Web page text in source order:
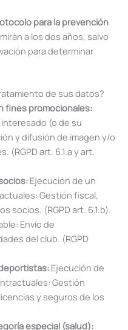
para la prevención
a los dos años, salvo
para determinar
de sus datos?
fines promocionales:
(o de su
y difusión de imagen y/o
(RGPD art. 6.1.a y art.
Ejecución de un
Gestión fiscal,
socios. (RGPD art. 6.1.b).
Envío de
del club. (RGPD
Ejecución de
Gestión
y seguros de los
especial (salud):